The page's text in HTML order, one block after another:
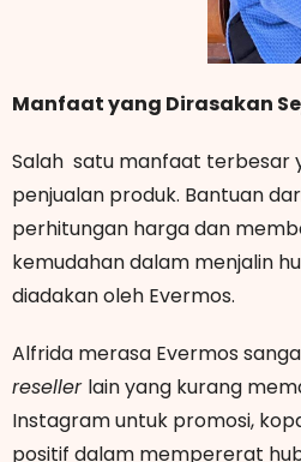
Manfaat yang Dirasakan
Salah satu manfaat terbesar
penjualan produk. Bantuan
perhitungan harga dan
kemudahan dalam menjalin
diadakan oleh Evermos.
Alfrida merasa Evermos
reseller lain yang kurang
Instagram untuk promosi,
positif dalam mempererat